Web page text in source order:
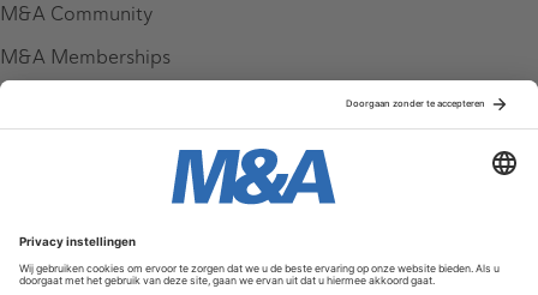
M&A Community
M&A Memberships
Service & Contact
Contact